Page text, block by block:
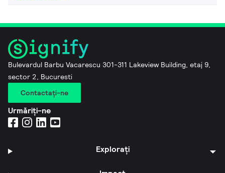
Bulevardul Barbu Vacarescu 301-311 Lakeview Building, etaj 9,
sector 2, Bucuresti
Contactaţi-ne
Urmăriți-ne
Explorați